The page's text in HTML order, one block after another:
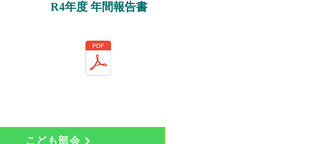
R4年度 年間報告書
こども部会